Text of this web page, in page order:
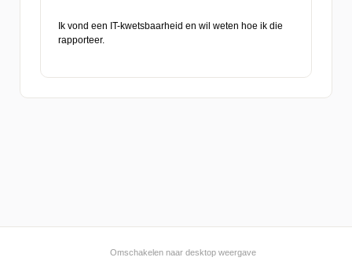
Omschakelen naar desktop weergave